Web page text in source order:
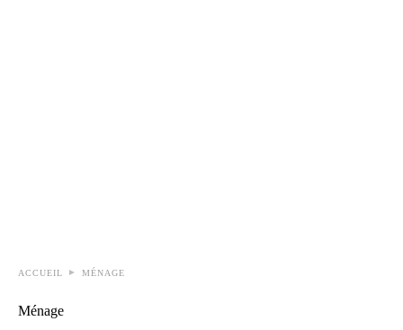
ACCUEIL MÉNAGE
Ménage